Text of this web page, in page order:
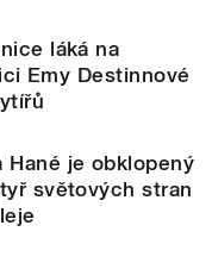
láká na
Emy Destinnové
Hané je obklopený
světových stran